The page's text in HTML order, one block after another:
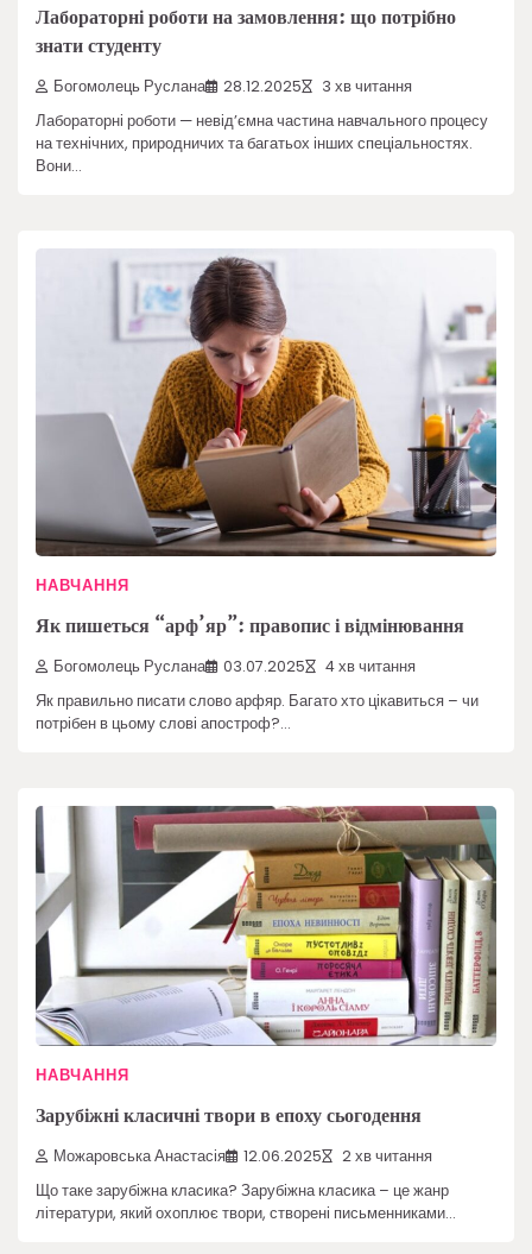
Лабораторні роботи на замовлення: що потрібно
знати студенту
Богомолець Руслана 28.12.2025 3 хв читання
Лабораторні роботи — невід’ємна частина навчального процесу
на технічних, природничих та багатьох інших спеціальностях.
Вони…
НАВЧАННЯ
Як пишеться “арф’яр”: правопис і відмінювання
Богомолець Руслана 03.07.2025 4 хв читання
Як правильно писати слово арфяр. Багато хто цікавиться – чи
потрібен в цьому слові апостроф?…
НАВЧАННЯ
Зарубіжні класичні твори в епоху сьогодення
Можаровська Анастасія 12.06.2025 2 хв читання
Що таке зарубіжна класика? Зарубіжна класика – це жанр
літератури, який охоплює твори, створені письменниками…